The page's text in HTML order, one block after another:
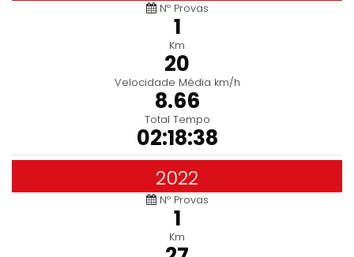
Nº Provas
1
Km
20
Velocidade Média km/h
8.66
Total Tempo
02:18:38
2022
Nº Provas
1
Km